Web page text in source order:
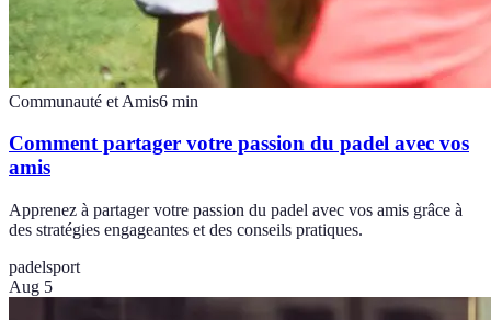
Communauté et Amis6 min
Comment partager votre passion du padel avec vos
amis
Apprenez à partager votre passion du padel avec vos amis grâce à
des stratégies engageantes et des conseils pratiques.
padelsport
Aug 5